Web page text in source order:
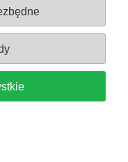
10, Krosno
tel:607544533